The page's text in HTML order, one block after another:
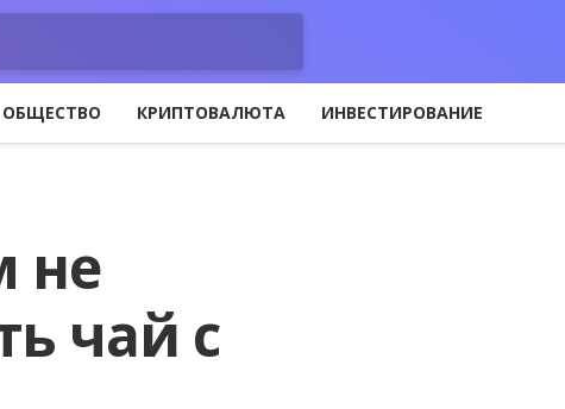
ОБЩЕСТВО КРИПТОВАЛЮТА ИНВЕСТИРОВАНИЕ
не
чай с